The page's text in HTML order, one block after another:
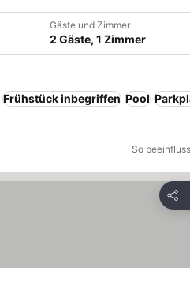
Gäste und Zimmer
2 Gäste, 1 Zimmer
Frühstück inbegriffen Pool
So